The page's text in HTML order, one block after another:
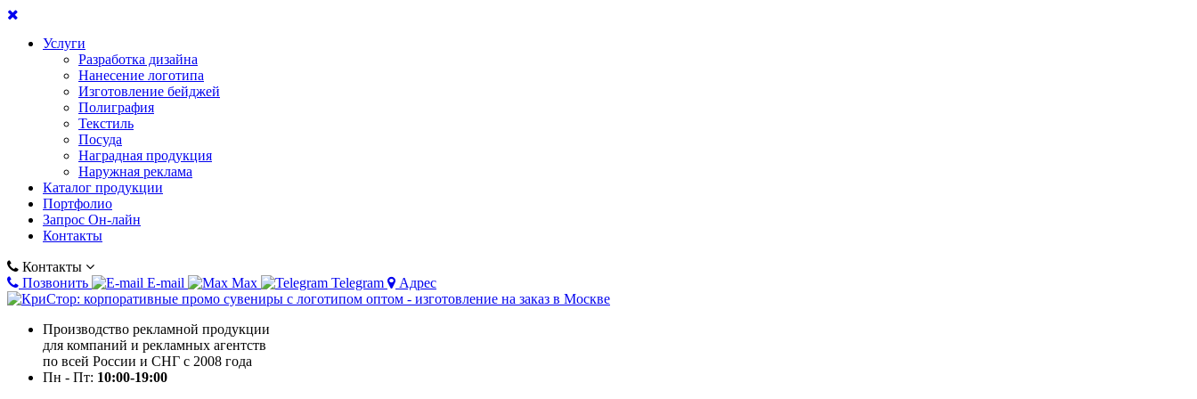
Услуги
Разработка дизайна
Нанесение логотипа
Изготовление бейджей
Полиграфия
Текстиль
Посуда
Наградная продукция
Наружная реклама
Каталог продукции
Портфолио
Запрос Он-лайн
Контакты
Контакты
Позвонить
E-mail Max Telegram Адрес
Производство рекламной продукции
для компаний и рекламных агентств
по всей России и СНГ с 2008 года
Пн - Пт: 10:00-19:00